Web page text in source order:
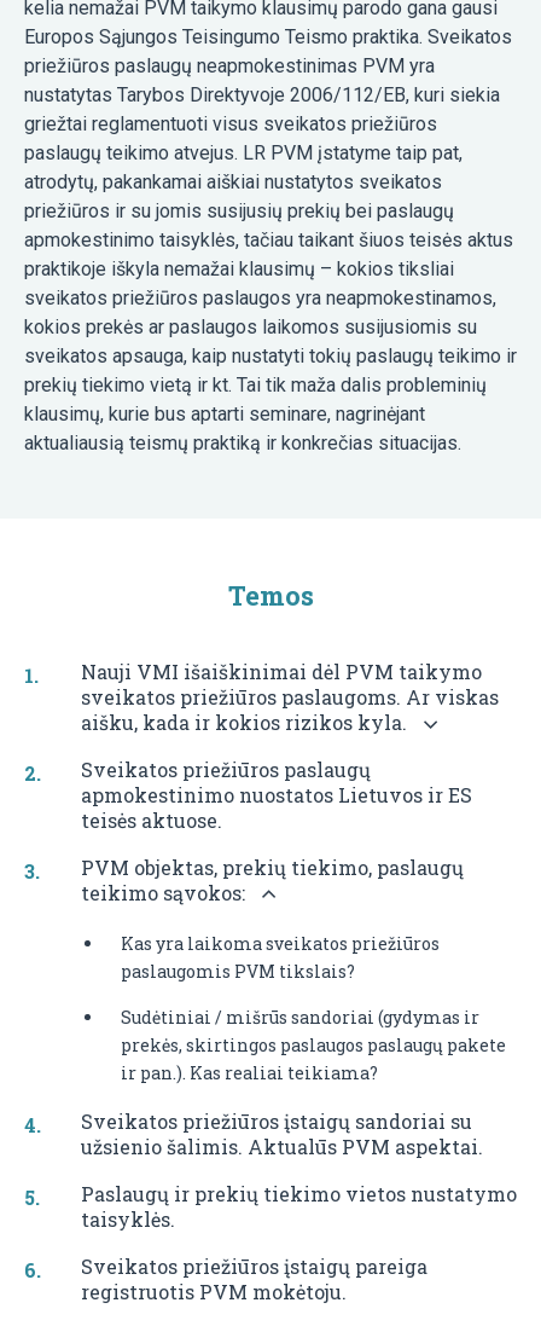
kelia nemažai PVM taikymo klausimų parodo gana gausi
Europos Sąjungos Teisingumo Teismo praktika. Sveikatos
priežiūros paslaugų neapmokestinimas PVM yra
nustatytas Tarybos Direktyvoje 2006/112/EB, kuri siekia
griežtai reglamentuoti visus sveikatos priežiūros
paslaugų teikimo atvejus. LR PVM įstatyme taip pat,
atrodytų, pakankamai aiškiai nustatytos sveikatos
priežiūros ir su jomis susijusių prekių bei paslaugų
apmokestinimo taisyklės, tačiau taikant šiuos teisės aktus
praktikoje iškyla nemažai klausimų – kokios tiksliai
sveikatos priežiūros paslaugos yra neapmokestinamos,
kokios prekės ar paslaugos laikomos susijusiomis su
sveikatos apsauga, kaip nustatyti tokių paslaugų teikimo ir
prekių tiekimo vietą ir kt. Tai tik maža dalis probleminių
klausimų, kurie bus aptarti seminare, nagrinėjant
aktualiausią teismų praktiką ir konkrečias situacijas.
Temos
Nauji VMI išaiškinimai dėl PVM taikymo
sveikatos priežiūros paslaugoms. Ar viskas
aišku, kada ir kokios rizikos kyla.
Sveikatos priežiūros paslaugų
apmokestinimo nuostatos Lietuvos ir ES
teisės aktuose.
PVM objektas, prekių tiekimo, paslaugų
teikimo sąvokos:
Kas yra laikoma sveikatos priežiūros
paslaugomis PVM tikslais?
Sudėtiniai / mišrūs sandoriai (gydymas ir
prekės, skirtingos paslaugos paslaugų pakete
ir pan.). Kas realiai teikiama?
Sveikatos priežiūros įstaigų sandoriai su
užsienio šalimis. Aktualūs PVM aspektai.
Paslaugų ir prekių tiekimo vietos nustatymo
taisyklės.
Sveikatos priežiūros įstaigų pareiga
registruotis PVM mokėtoju.